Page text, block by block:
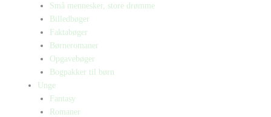
Små mennesker, store drømme
Billedbøger
Faktabøger
Børneromaner
Opgavebøger
Bogpakker til børn
Unge
Fantasy
Romaner